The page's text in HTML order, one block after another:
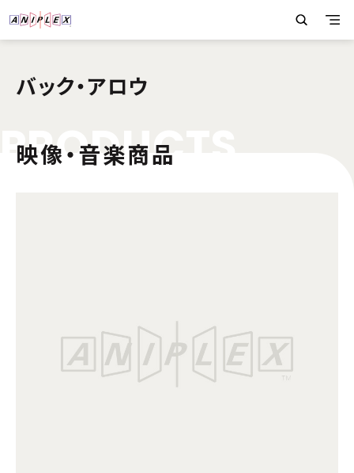
バック・アロウ
PRODUC
映像・音楽商品